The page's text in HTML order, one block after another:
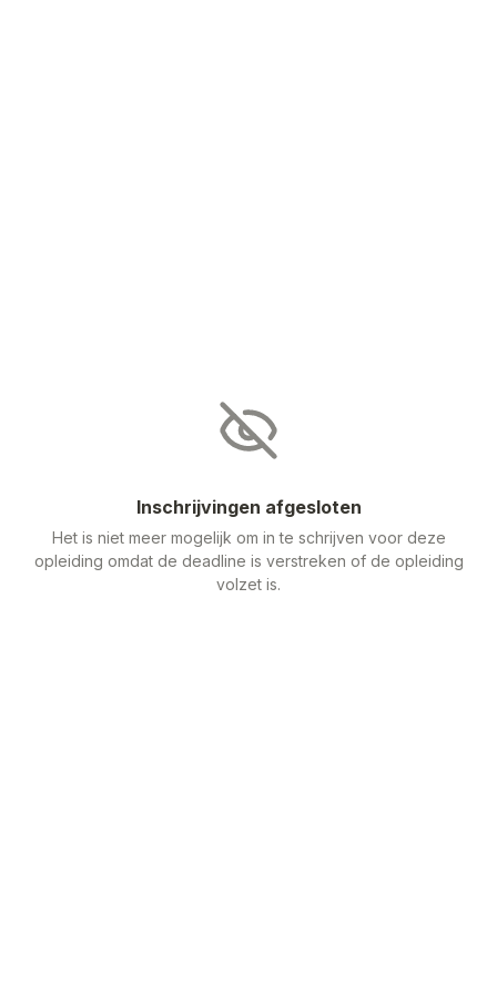
Inschrijvingen afgesloten
Het is niet meer mogelijk om in te schrijven voor deze
opleiding omdat de deadline is verstreken of de opleiding
volzet is.